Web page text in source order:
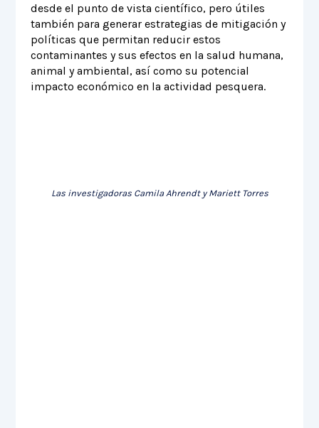
desde el punto de vista científico, pero útiles
también para generar estrategias de mitigación y
políticas que permitan reducir estos
contaminantes y sus efectos en la salud humana,
animal y ambiental, así como su potencial
impacto económico en la actividad pesquera.
Las investigadoras Camila Ahrendt y Mariett Torres